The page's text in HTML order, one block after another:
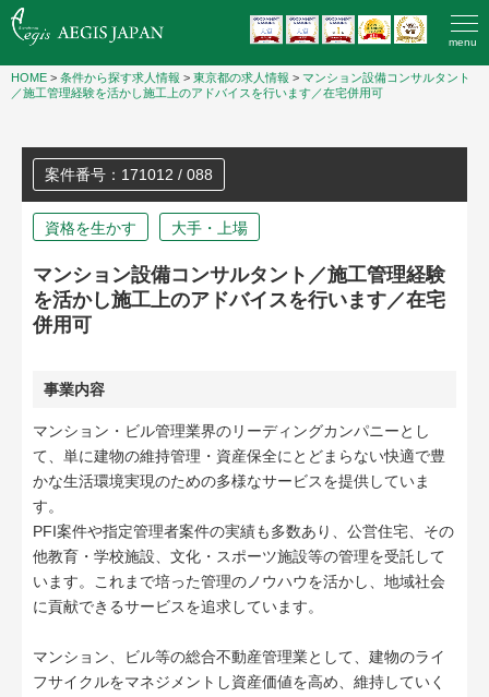
menu
HOME > 条件から探す求人情報 > 東京都の求人情報 > マンション設備コンサルタント
／施工管理経験を活かし施工上のアドバイスを行います／在宅併用可
案件番号：171012 / 088
資格を生かす 大手・上場
マンション設備コンサルタント／施工管理経験
を活かし施工上のアドバイスを行います／在宅
併用可
事業内容
マンション・ビル管理業界のリーディングカンパニーとし
て、単に建物の維持管理・資産保全にとどまらない快適で豊
かな生活環境実現のための多様なサービスを提供していま
す。
PFI案件や指定管理者案件の実績も多数あり、公営住宅、その
他教育・学校施設、文化・スポーツ施設等の管理を受託して
います。これまで培った管理のノウハウを活かし、地域社会
に貢献できるサービスを追求しています。
マンション、ビル等の総合不動産管理業として、建物のライ
フサイクルをマネジメントし資産価値を高め、維持していく